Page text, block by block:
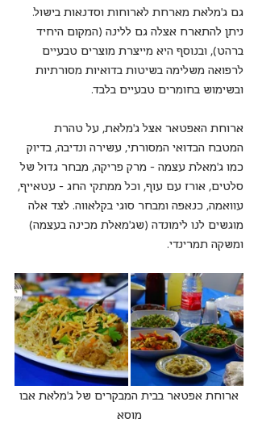
גם ג'מלאת מארחת לארוחות וסדנאות בישול.
ניתן להתארח אצלה גם ללינה (המקום היחיד
ברהט), ובנוסף היא מייצרת מוצרים טבעיים
לרפואה משלימה בשיטות בדואיות מסורתיות
ובשימוש בחומרים טבעיים בלבד.
ארוחת האפטאר אצל ג'מלאת, על טהרת
המטבח הבדואי המסורתי, עשירה ונדיבה, בדיוק
כמו ג'מאלת עצמה - מרק פריקה, מבחר גדול של
סלטים, אורז עם עוף, וכל ממתקי החג - עטאייף,
עוואמה, כנאפה ומבחר סוגי בקלאווה. לצד אלה
מוגשים לנו לימונדה (שג'מאלת מכינה בעצמה)
ומשקה תמרינדי.
ארוחת אפטאר בבית המבקרים של ג'מלאת אבו
מוסא